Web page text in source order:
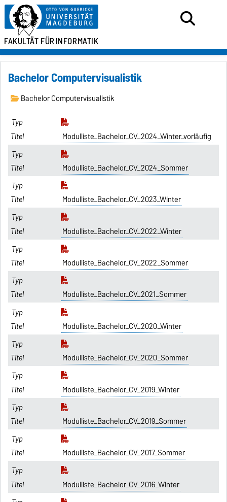
FAKULTÄT FÜRINFORMATIK
Bachelor Computervisualistik
Bachelor Computervisualistik
Modulliste_Bachelor_CV_2024_Winter_vorläufig
Modulliste_Bachelor_CV_2024_Sommer
Modulliste_Bachelor_CV_2023_Winter
Modulliste_Bachelor_CV_2022_Winter
Modulliste_Bachelor_CV_2022_Sommer
Modulliste_Bachelor_CV_2021_Sommer
Modulliste_Bachelor_CV_2020_Winter
Modulliste_Bachelor_CV_2020_Sommer
Modulliste_Bachelor_CV_2019_Winter
Modulliste_Bachelor_CV_2019_Sommer
Modulliste_Bachelor_CV_2017_Sommer
Modulliste_Bachelor_CV_2016_Winter